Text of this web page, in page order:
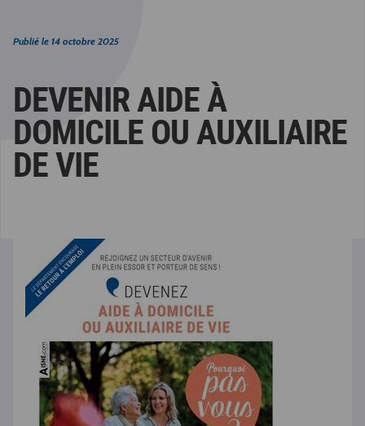
Publié le 14 octobre 2025
DEVENIR AIDE À
DOMICILE OU AUXILIAIRE
DE VIE